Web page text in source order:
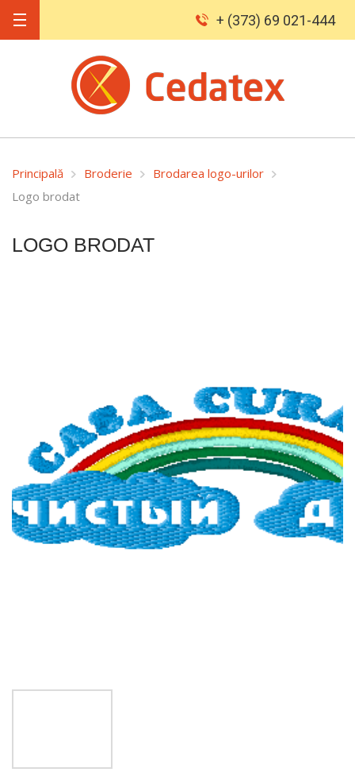
+ (373) 69 021-444
Principală Broderie
Brodarea logo-urilor
Logo brodat
LOGO BRODAT